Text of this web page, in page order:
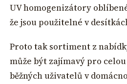
UV homogenizátory
že jsou použitelné v
Proto tak sortiment z
může být zajímavý pro
běžných uživatelů v